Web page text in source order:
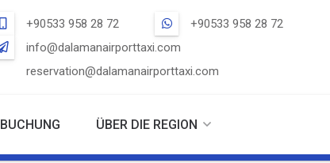
+90533 958 28 72
+90533 958 28 72
info@dalamanairporttaxi.com
reservation@dalamanairporttaxi.com
BUCHUNG ÜBER DIE REGION